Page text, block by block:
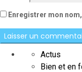
Enregistrer mon
Actus
Bien et en